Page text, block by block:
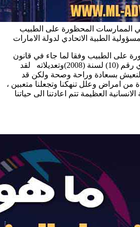
الممارسات المحظورة على الطبيب
الطبية الاتحادي لدولة الامارات
على الطبيب وفقا لما جاء في قانون
المسؤولية الطبية الاتحادي رقم (10) لسنة (2008)وتعديلاته لقد
لنعيش بسعادة وراحة وصحة ولكن قد
امراض وعلل تنهكنا وتجعلنا متعبين ،
العظيمة تتم اعادتنا الى حياتنا